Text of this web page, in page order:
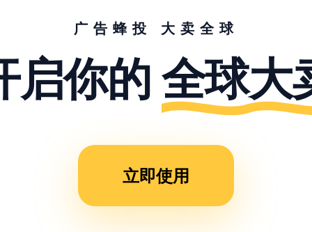
了我
们大
量的
运营
间，
现在
广告蜂投 大卖全球
启你的全球大
立即使用